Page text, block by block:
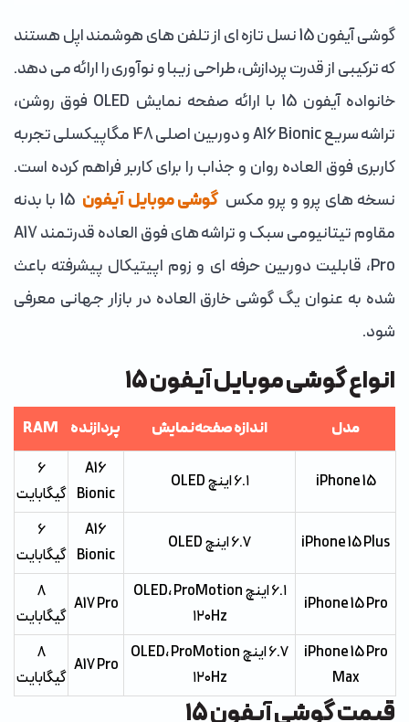
گوشی آیفون 15 نسل تازه ای از تلفن های هوشمند اپل هستند
که ترکیبی از قدرت پردازش، طراحی زیبا و نوآوری را ارائه می دهد.
خانواده آیفون 15 با ارائه صفحه نمایش OLED فوق روشن،
تراشه سریع A16 Bionic و دوربین اصلی 48 مگاپیکسلی تجربه
کاربری فوق العاده روان و جذاب را برای کاربر فراهم کرده است.
نسخه های پرو و پرو مکس گوشی موبایل آیفون
15 با بدنه
مقاوم تیتانیومی سبک و تراشه های فوق العاده قدرتمند A17
Pro، قابلیت دوربین حرفه ای و زوم اپیتیکال پیشرفته باعث
شده به عنوان یگ گوشی خارق العاده در بازار جهانی معرفی
شود.
انواع گوشی موبایل آیفون 15
مدل اندازه صفحه‌نمایش پردازنده RAM
iPhone 15 ۶.۱ اینچ OLED
A16
Bionic
۶
گیگابایت
iPhone 15 Plus ۶.۷ اینچ OLED
A16
Bionic
۶
گیگابایت
iPhone 15 Pro
۶.۱ اینچ OLED، ProMotion
۱۲۰Hz
A17 Pro
۸
گیگابایت
iPhone 15 Pro
Max
۶.۷ اینچ OLED، ProMotion
۱۲۰Hz
A17 Pro
۸
گیگابایت
قیمت گوشی آیفون 15